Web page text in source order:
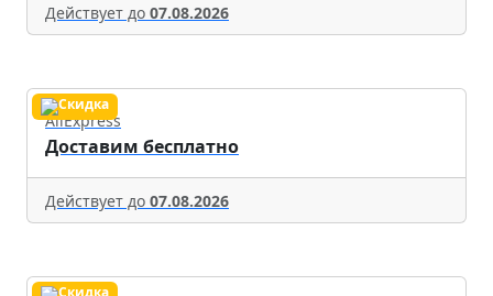
Действует до 07.08.2026
AliExpress
Доставим бесплатно
Действует до 07.08.2026